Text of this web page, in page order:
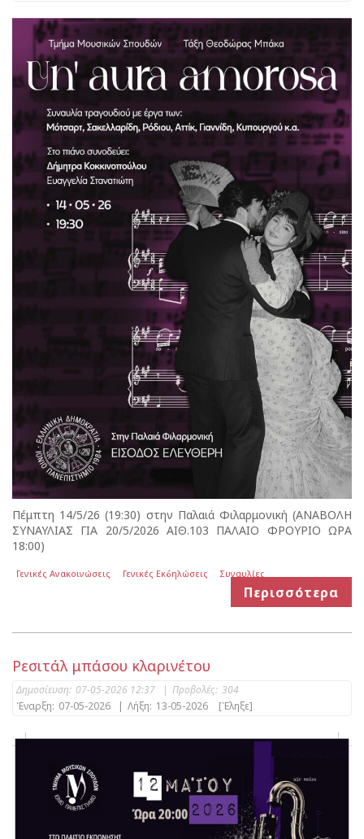
Πέμπτη 14/5/26 (19:30) στην Παλαιά Φιλαρμονική (ΑΝΑΒΟΛΗ
ΣΥΝΑΥΛΙΑΣ ΓΙΑ 20/5/2026 ΑΙΘ.103 ΠΑΛΑΙΟ ΦΡΟΥΡΙΟ ΩΡΑ
18:00)
Γενικές Ανακοινώσεις Γενικές Εκδηλώσεις Συναυλίες
Περισσότερα
Ρεσιτάλ μπάσου κλαρινέτου
Δημοσίευση: 07-05-2026 12:37 | Προβολές: 304
Έναρξη: 07-05-2026 | Λήξη: 13-05-2026 [Έληξε]